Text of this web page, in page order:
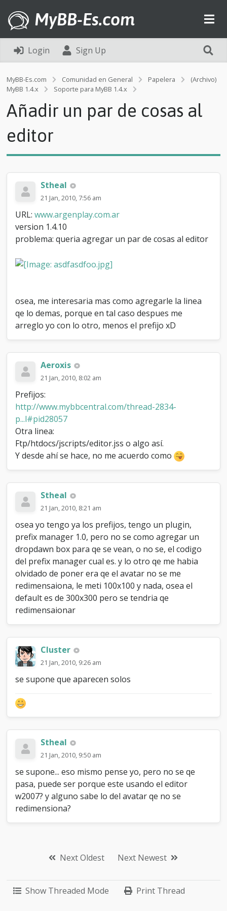
MyBB-Es.com
Login Sign Up
MyBB-Es.com Comunidad en General Papelera
(Archivo)
MyBB 1.4.x
Soporte para MyBB 1.4.x
a
d
n
a
a
i
t
r
Añadir un par de cosas al
editor
Stheal
21 Jan, 2010, 7:56 am
URL:www.argenplay.com.ar
version 1.4.10
problema: queria agregar un par de cosas al editor
osea, me interesaria mas como agregarle la linea
qe lo demas, porque en tal caso despues me
arreglo yo con lo otro, menos el prefijo xD
Aeroxis
21 Jan, 2010, 8:02 am
Prefijos:
http://www.mybbcentral.com/thread-2834-
p...l#pid28057
Otra linea:
Ftp/htdocs/jscripts/editor.jss o algo así.
Y desde ahí se hace, no me acuerdo como
Stheal
21 Jan, 2010, 8:21 am
osea yo tengo ya los prefijos, tengo un plugin,
prefix manager 1.0, pero no se como agregar un
dropdawn box para qe se vean, o no se, el codigo
del prefix manager cual es. y lo otro qe me habia
olvidado de poner era qe el avatar no se me
redimensaiona, le meti 100x100 y nada, osea el
default es de 300x300 pero se tendria qe
redimensaionar
Cluster
21 Jan, 2010, 9:26 am
se supone que aparecen solos
Stheal
21 Jan, 2010, 9:50 am
se supone... eso mismo pense yo, pero no se qe
pasa, puede ser porque este usando el editor
w2007? y alguno sabe lo del avatar qe no se
redimensiona?
Next Oldest Next Newest
Show Threaded Mode Print Thread